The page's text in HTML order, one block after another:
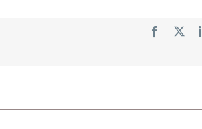
Facebook